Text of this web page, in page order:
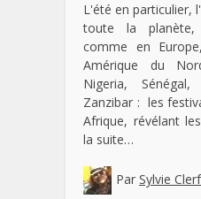
L'été en particulier,
toute la
comme en
Amérique du
Nigeria,
Zanzibar : les
Afrique, révélant
la suite…
Par Sylvie